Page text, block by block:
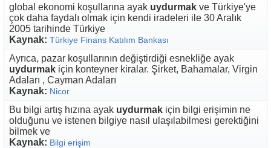
global ekonomi koşullarına ayak uydurmak ve Türkiye'ye
çok daha faydalı olmak için kendi iradeleri ile 30 Aralık
2005 tarihinde Türkiye
Kaynak: Türkiye Finans Katılım Bankası
Ayrıca, pazar koşullarının değiştirdiği esnekliğe ayak
uydurmak için konteyner kiralar. Şirket, Bahamalar, Virgin
Adaları , Cayman Adaları
Kaynak: Nicor
Bu bilgi artış hızına ayak uydurmak için bilgi erişimin ne
olduğunu ve istenen bilgiye nasıl ulaşılabilmesi gerektiğini
bilmek ve
Kaynak: Bilgi erişim